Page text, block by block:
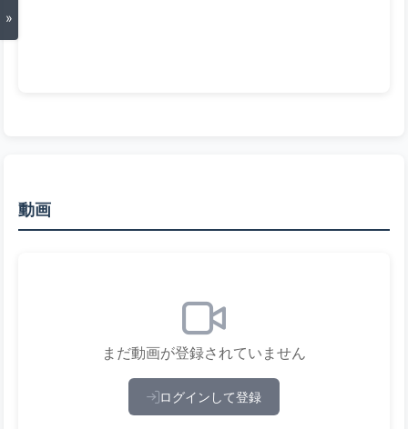
»
動画
まだ動画が登録されていません
ログインして登録